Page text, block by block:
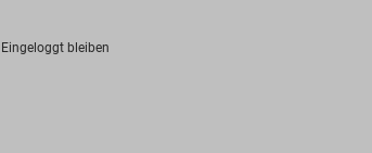
Eingeloggt bleiben